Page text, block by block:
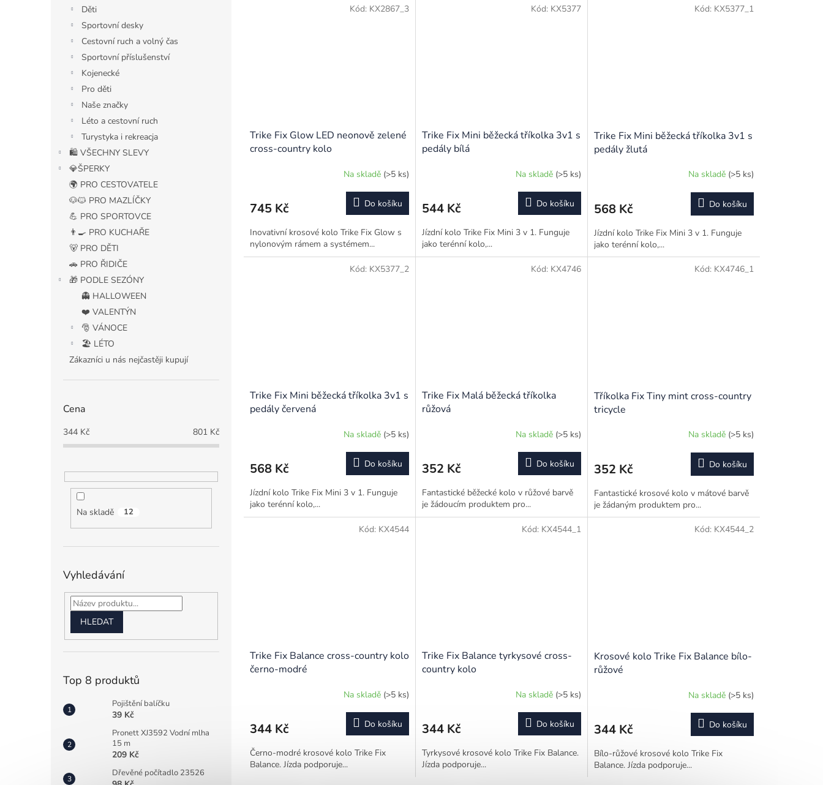
Děti
Sportovní desky
Cestovní ruch a volný čas
Sportovní příslušenství
Kojenecké
Pro děti
Naše značky
Léto a cestovní ruch
Turystyka i rekreacja
🛍️ VŠECHNY SLEVY
💎ŠPERKY
🌍 PRO CESTOVATELE
🐶🐱 PRO MAZLÍČKY
💪 PRO SPORTOVCE
👨‍🍳 PRO KUCHAŘE
🐻 PRO DĚTI
🚗 PRO ŘIDIČE
🎁 PODLE SEZÓNY
👻 HALLOWEEN
❤️ VALENTÝN
🎅 VÁNOCE
🏖️ LÉTO
Zákazníci u nás nejčastěji kupují
Cena
344 Kč 801 Kč
Na skladě 12
Vyhledávání
HLEDAT
Top 8 produktů
Pojištění balíčku
39 Kč
Pronett XJ3592 Vodní mlha
15 m
209 Kč
Dřevěné počítadlo 23526
Trike Fix Glow LED neonově zelené
cross-country kolo
Na skladě (>5 ks)
745 Kč Do košíku
Inovativní krosové kolo Trike Fix Glow s
nylonovým rámem a systémem...
Kód: KX2867_3
Trike Fix Mini běžecká tříkolka 3v1 s
pedály bílá
Na skladě (>5 ks)
544 Kč Do košíku
Jízdní kolo Trike Fix Mini 3 v 1. Funguje
jako terénní kolo,...
Kód: KX5377
Trike Fix Mini běžecká tříkolka 3v1 s
pedály žlutá
Na skladě (>5 ks)
568 Kč Do košíku
Jízdní kolo Trike Fix Mini 3 v 1. Funguje
jako terénní kolo,...
Kód: KX5377_1
Trike Fix Mini běžecká tříkolka 3v1 s
pedály červená
Na skladě (>5 ks)
568 Kč Do košíku
Jízdní kolo Trike Fix Mini 3 v 1. Funguje
jako terénní kolo,...
Kód: KX5377_2
Trike Fix Malá běžecká tříkolka
růžová
Na skladě (>5 ks)
352 Kč Do košíku
Fantastické běžecké kolo v růžové barvě
je žádoucím produktem pro...
Kód: KX4746
Tříkolka Fix Tiny mint cross-country
tricycle
Na skladě (>5 ks)
352 Kč Do košíku
Fantastické krosové kolo v mátové barvě
je žádaným produktem pro...
Kód: KX4746_1
Trike Fix Balance cross-country kolo
černo-modré
Na skladě (>5 ks)
344 Kč Do košíku
Černo-modré krosové kolo Trike Fix
Balance. Jízda podporuje...
Kód: KX4544
Trike Fix Balance tyrkysové cross-
country kolo
Na skladě (>5 ks)
344 Kč Do košíku
Tyrkysové krosové kolo Trike Fix Balance.
Jízda podporuje...
Kód: KX4544_1
Krosové kolo Trike Fix Balance bílo-
růžové
Na skladě (>5 ks)
344 Kč Do košíku
Bílo-růžové krosové kolo Trike Fix
Balance. Jízda podporuje...
Kód: KX4544_2